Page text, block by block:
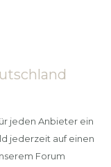
jeden Anbieter ein
jederzeit auf einen
Forum